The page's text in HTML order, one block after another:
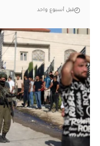
قبل أسبوع واحد